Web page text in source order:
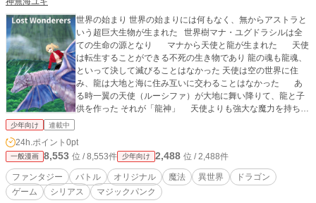
世界の始まり 世界の始まりには何もなく、無からアストラと
いう超巨大生物が生まれた 世界樹マナ・ユグドラシルは全
ての生命の源となり マナから天使と龍が生まれた 天使
は転生することができる不死の生き物であり 龍の魂も龍魂、
といって決して滅びることはなかった 天使は空の世界に住
み、龍は大地と海に住み互いに交わることはなかった あ
る時一翼の天使（ルーシファ）が大地に舞い降りて、龍と子
供を作った それが「龍神」 天使よりも強大な魔力を持ち、
き運命を憎み、封印術という魔法（マギア）を発明し、天使
と龍へ戦いを挑んだ 龍神は天使たちを自らの武器へと転生さ
せて封印し、封印武器を作った。 封印武器によって龍たち
の魂を肉体から切り離し龍魂石へ封印した これがこの世の
初めての戦争、龍神戦争と言われている 龍神は龍魂石を使っ
少年向け 連載中
24h.ポイント 0pt
一般漫画 8,553 位 / 8,553件 少年向け 2,488 位 / 2,488件
ファンタジー バトル オリジナル 魔法 異世界
ドラゴン
ゲーム
シリアス マジックパンク